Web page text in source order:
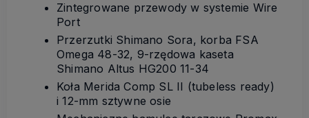
Zintegrowane przewody w systemie Wire
Port
Przerzutki Shimano Sora, korba FSA
Omega 48-32, 9-rzędowa kaseta
Shimano Altus HG200 11-34
Koła Merida Comp SL II (tubeless ready)
i 12-mm sztywne osie